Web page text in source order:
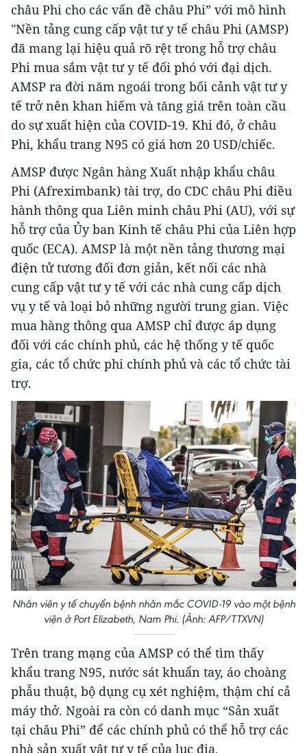
châu Phi cho các vấn đề châu Phi” với mô hình
"Nền tảng cung cấp vật tư y tế châu Phi (AMSP)
đã mang lại hiệu quả rõ rệt trong hỗ trợ châu
Phi mua sắm vật tư y tế đối phó với đại dịch.
AMSP ra đời năm ngoái trong bối cảnh vật tư y
tế trở nên khan hiếm và tăng giá trên toàn cầu
do sự xuất hiện của COVID-19. Khi đó, ở châu
Phi, khẩu trang N95 có giá hơn 20 USD/chiếc.
AMSP được Ngân hàng Xuất nhập khẩu châu
Phi (Afreximbank) tài trợ, do CDC châu Phi điều
hành thông qua Liên minh châu Phi (AU), với sự
hỗ trợ của Ủy ban Kinh tế châu Phi của Liên hợp
quốc (ECA). AMSP là một nền tảng thương mại
điện tử tương đối đơn giản, kết nối các nhà
cung cấp vật tư y tế với các nhà cung cấp dịch
vụ y tế và loại bỏ những người trung gian. Việc
mua hàng thông qua AMSP chỉ được áp dụng
đối với các chính phủ, các hệ thống y tế quốc
gia, các tổ chức phi chính phủ và các tổ chức tài
trợ.
Nhân viên y tế chuyển bệnh nhân mắc COVID-19 vào một bệnh
viện ở Port Elizabeth, Nam Phi. (Ảnh: AFP/TTXVN)
Trên trang mạng của AMSP có thể tìm thấy
khẩu trang N95, nước sát khuẩn tay, áo choàng
phẫu thuật, bộ dụng cụ xét nghiệm, thậm chí cả
máy thở. Ngoài ra còn có danh mục “Sản xuất
tại châu Phi” để các chính phủ có thể hỗ trợ các
nhà sản xuất vật tư y tế của lục địa.